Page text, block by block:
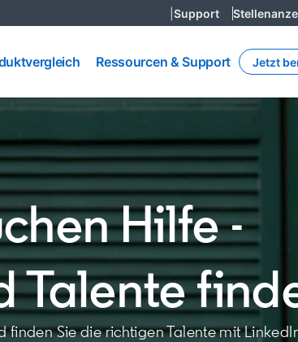
Support
Ressourcen
& Support
Ressourcen & Support Jetzt
Hilfe -
Talente
finden Sie die richtigen Talente mit